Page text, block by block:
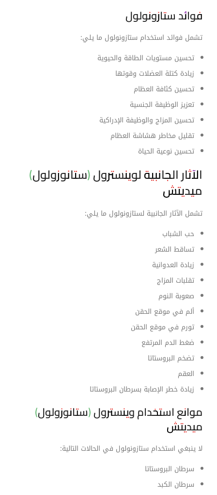
فوائد ستازونولول
تشمل فوائد استخدام ستازونولول ما يلي:
تحسين مستويات الطاقة والحيوية
زيادة كتلة العضلات وقوتها
تحسين كثافة العظام
تعزيز الوظيفة الجنسية
تحسين المزاج والوظيفة الإدراكية
تقليل مخاطر هشاشة العظام
تحسين نوعية الحياة
الآثار الجانبية لوينسترول (ستانوزولول)
ميديتش
تشمل الآثار الجانبية لستازونولول ما يلي:
حب الشباب
تساقط الشعر
زيادة العدوانية
تقلبات المزاج
صعوبة النوم
ألم في موقع الحقن
تورم في موقع الحقن
ضغط الدم المرتفع
تضخم البروستاتا
العقم
زيادة خطر الإصابة بسرطان البروستاتا
موانع استخدام وينسترول (ستانوزولول)
ميديتش
لا ينبغي استخدام ستازونولول في الحالات التالية:
سرطان البروستاتا
سرطان الكبد